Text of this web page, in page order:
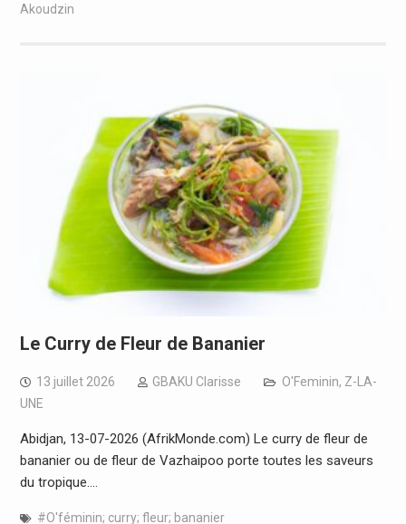
Akoudzin
Le Curry de Fleur de Bananier
13 juillet 2026 GBAKU Clarisse O'Feminin, Z-LA-
UNE
Abidjan, 13-07-2026 (AfrikMonde.com) Le curry de fleur de
bananier ou de fleur de Vazhaipoo porte toutes les saveurs
du tropique.…
#O'féminin; curry; fleur; bananier